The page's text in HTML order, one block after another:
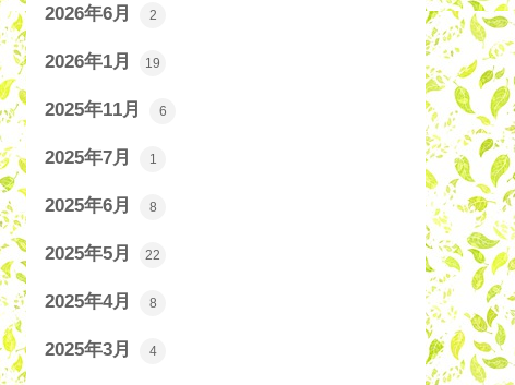
2026年6月 2
2026年1月 19
2025年11月 6
2025年7月 1
2025年6月 8
2025年5月 22
2025年4月 8
2025年3月 4